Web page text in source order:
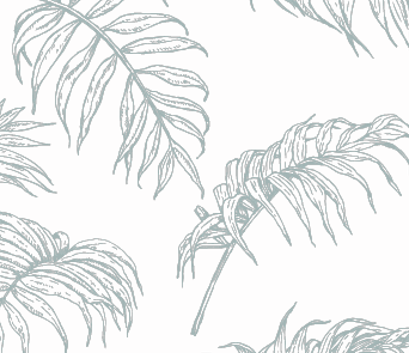
- Canette 33cl
- Canette 33cl